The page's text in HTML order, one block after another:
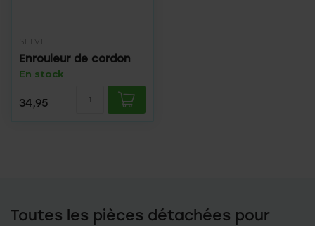
SELVE
Enrouleur de cordon
En stock
34,95
Toutes les pièces détachées pour